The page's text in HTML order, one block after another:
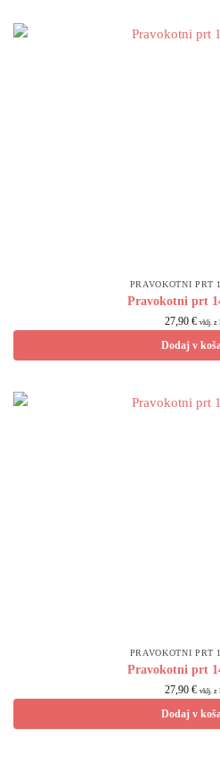
PRAVOKOTNI PRT
Pravokotni prt
27,90 € vklj. z
Dodaj v
PRAVOKOTNI PRT
Pravokotni prt
27,90 € vklj. z
Dodaj v